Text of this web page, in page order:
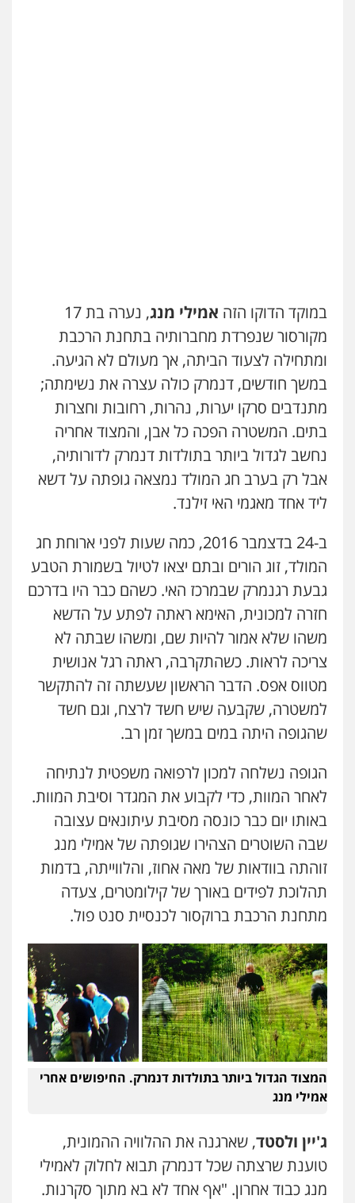
במוקד הדוקו הזה אמילי מנג
, נערה בת 17
מקורסור שנפרדת מחברותיה בתחנת הרכבת
ומתחילה לצעוד הביתה, אך מעולם לא הגיעה.
במשך חודשים, דנמרק כולה עצרה את נשימתה;
מתנדבים סרקו יערות, נהרות, רחובות וחצרות
בתים. המשטרה הפכה כל אבן, והמצוד אחריה
נחשב לגדול ביותר בתולדות דנמרק לדורותיה,
אבל רק בערב חג המולד נמצאה גופתה על דשא
ליד אחד מאגמי האי זילנד.
ב-24 בדצמבר 2016, כמה שעות לפני ארוחת חג
המולד, זוג הורים ובתם יצאו לטיול בשמורת הטבע
גבעת רגנמרק שבמרכז האי. כשהם כבר היו בדרכם
חזרה למכונית, האימא ראתה לפתע על הדשא
משהו שלא אמור להיות שם, ומשהו שבתה לא
צריכה לראות. כשהתקרבה, ראתה רגל אנושית
מטווס אפס. הדבר הראשון שעשתה זה להתקשר
למשטרה, שקבעה שיש חשד לרצח, וגם חשד
שהגופה היתה במים במשך זמן רב.
הגופה נשלחה למכון לרפואה משפטית לנתיחה
לאחר המוות, כדי לקבוע את המגדר וסיבת המוות.
באותו יום כבר כונסה מסיבת עיתונאים עצובה
שבה השוטרים הצהירו שגופתה של אמילי מנג
זוהתה בוודאות של מאה אחוז, והלווייתה, בדמות
תהלוכת לפידים באורך של קילומטרים, צעדה
מתחנת הרכבת ברוקסור לכנסיית סנט פול.
המצוד הגדול ביותר בתולדות דנמרק. החיפושים אחרי
אמילי מנג
ג'יין ולסטד, שארגנה את ההלוויה ההמונית,
טוענת שרצתה שכל דנמרק תבוא לחלוק לאמילי
מנג כבוד אחרון. "אף אחד לא בא מתוך סקרנות.